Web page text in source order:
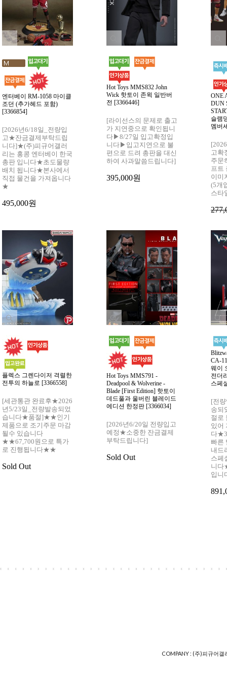
엔터베이 RM-1058 마이클
조던 (추가헤드 포함)
[3366854]
[2026년6/18일_전량입
고★잔금결제부탁드립
니다]★(주)피규어갤러
리는 홍콩 엔터베이 한국
총판 입니다★초도물량
배치 됩니다★본사에서
직접 물건을 가져옵니다
★
495,000원
Hot Toys MMS832 John
Wick 핫토이 존윅 일반버
전 [3366446]
[라이선스의 문제로 출고
가 지연중으로 확인됩니
다▶8/27일 입고확정입
니다▶입고지연으로 불
편으로 드려 총판을 대신
하여 사과말씀드립니다]
395,000원
ONE
DUN
슬램
멤버
고확
주문
프트
이미
(5개
스타
플렉스 그렌다이저 격렬한
전투의 하늘로 [3366558]
[세관통관 완료후★2026
년5/23일_전량발송되었
습니다★품절]★★인기
제품으로 조기주문 마감
될수 있습니다
★★67,700원으로 특가
로 진행됩니다★★
Sold Out
Hot Toys MMS791 -
Deadpool & Wolverine -
Blade [First Edition] 핫토이
데드풀과 울버린 블레이드
에디션 한정판 [3366034]
[2026년6/20일 전량입고
예정★소중한 잔금결제
부탁드립니다]
Sold Out
CA-
웨이
전더
스페
[전
송되
절로
있어
다
빠른
내
스페
니다
입
COMPANY : (주)피규어갤